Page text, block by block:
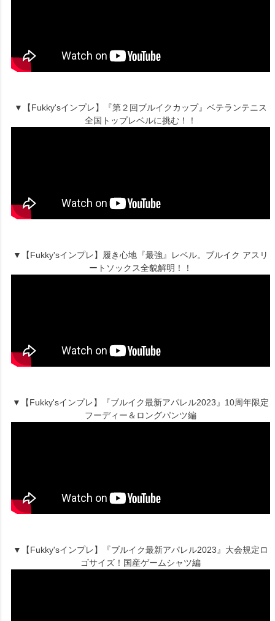
▼【Fukky'sインプレ】『第２回ブルイクカップ』ベテランテニス
全国トップレベルに挑む！！
▼【Fukky'sインプレ】履き心地『最強』レベル。ブルイク アスリ
ートソックス全貌解明！！
▼【Fukky'sインプレ】『ブルイク最新アパレル2023』10周年限定
フーディー＆ロングパンツ編
▼【Fukky'sインプレ】『ブルイク最新アパレル2023』大会規定ロ
ゴサイズ！国産ゲームシャツ編